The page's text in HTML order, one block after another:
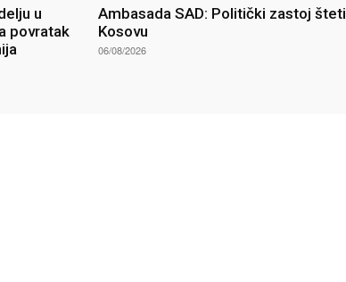
u
povratak
Ambasada SAD: Politički zastoj šteti
Kosovu
06/08/2026